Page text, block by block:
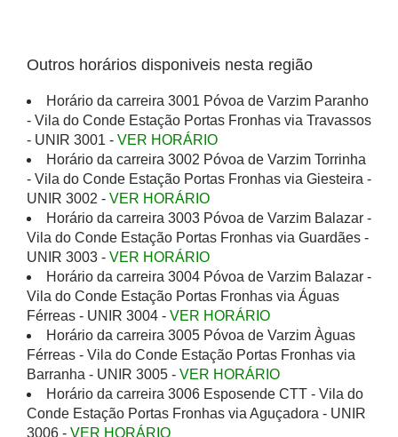
Outros horários disponiveis nesta região
Horário da carreira 3001 Póvoa de Varzim Paranho
- Vila do Conde Estação Portas Fronhas via Travassos
- UNIR 3001 - VER HORÁRIO
Horário da carreira 3002 Póvoa de Varzim Torrinha
- Vila do Conde Estação Portas Fronhas via Giesteira -
UNIR 3002 - VER HORÁRIO
Horário da carreira 3003 Póvoa de Varzim Balazar -
Vila do Conde Estação Portas Fronhas via Guardães -
UNIR 3003 - VER HORÁRIO
Horário da carreira 3004 Póvoa de Varzim Balazar -
Vila do Conde Estação Portas Fronhas via Águas
Férreas - UNIR 3004 - VER HORÁRIO
Horário da carreira 3005 Póvoa de Varzim Àguas
Férreas - Vila do Conde Estação Portas Fronhas via
Barranha - UNIR 3005 - VER HORÁRIO
Horário da carreira 3006 Esposende CTT - Vila do
Conde Estação Portas Fronhas via Aguçadora - UNIR
3006 - VER HORÁRIO